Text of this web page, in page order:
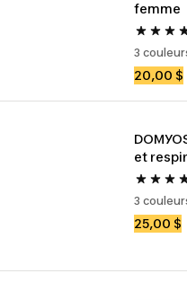
femme
3
20,00 $
et
3
25,00 $